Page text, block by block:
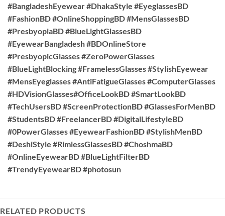
#BangladeshEyewear #DhakaStyle #EyeglassesBD
#FashionBD #OnlineShoppingBD #MensGlassesBD
#PresbyopiaBD #BlueLightGlassesBD
#EyewearBangladesh #BDOnlineStore
#PresbyopicGlasses #ZeroPowerGlasses
#BlueLightBlocking #FramelessGlasses #StylishEyewear
#MensEyeglasses #AntiFatigueGlasses #ComputerGlasses
#HDVisionGlasses#OfficeLookBD #SmartLookBD
#TechUsersBD #ScreenProtectionBD #GlassesForMenBD
#StudentsBD #FreelancerBD #DigitalLifestyleBD
#0PowerGlasses #EyewearFashionBD #StylishMenBD
#DeshiStyle #RimlessGlassesBD #ChoshmaBD
#OnlineEyewearBD #BlueLightFilterBD
#TrendyEyewearBD #photosun
RELATED PRODUCTS